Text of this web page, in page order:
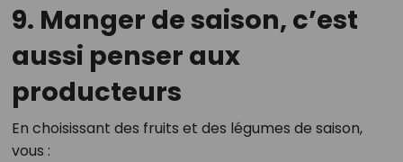
9. Manger de saison, c’est
aussi penser aux
producteurs
En choisissant des fruits et des légumes de saison,
vous :